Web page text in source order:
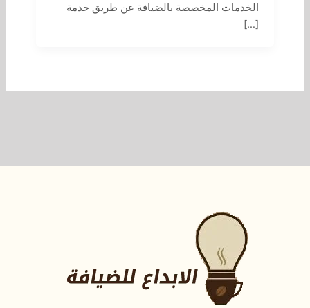
الخدمات المخصصة بالضيافة عن طريق خدمة
[…]